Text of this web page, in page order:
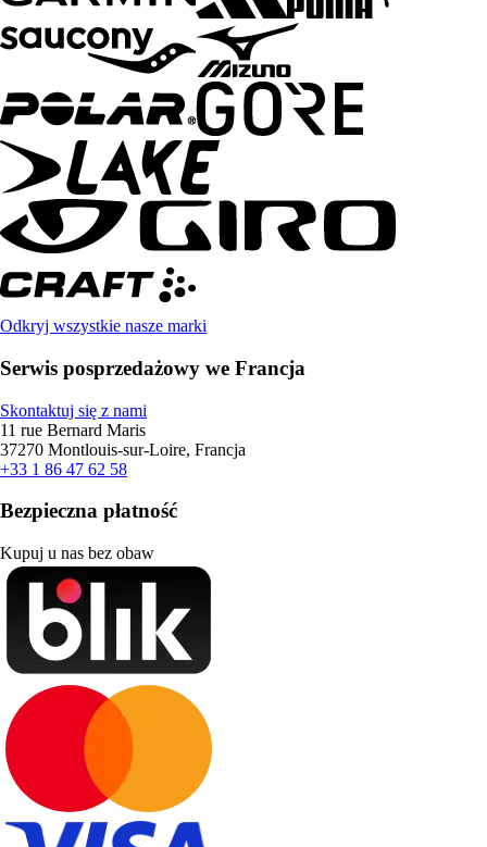
Odkryj wszystkie nasze marki
Serwis posprzedażowy we Francja
Skontaktuj się z nami
11 rue Bernard Maris
37270 Montlouis-sur-Loire, Francja
+33 1 86 47 62 58
Bezpieczna płatność
Kupuj u nas bez obaw